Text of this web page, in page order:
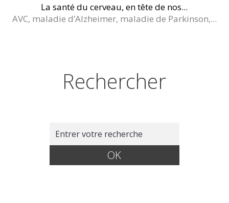
La santé du cerveau, en tête de nos...
AVC, maladie d’Alzheimer, maladie de Parkinson,...
Rechercher